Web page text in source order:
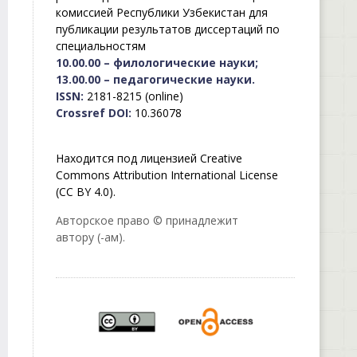
комиссией Республики Узбекистан для
публикации результатов диссертаций по
специальностям
10.00.00 – филологические науки;
13.00.00 – педагогические науки.
ISSN: 2181-8215 (online)
Crossref DOI: 10.36078
Находится под лицензией Creative
Commons Attribution International License
(CC BY 4.0).
Авторское право © принадлежит
автору (-ам).